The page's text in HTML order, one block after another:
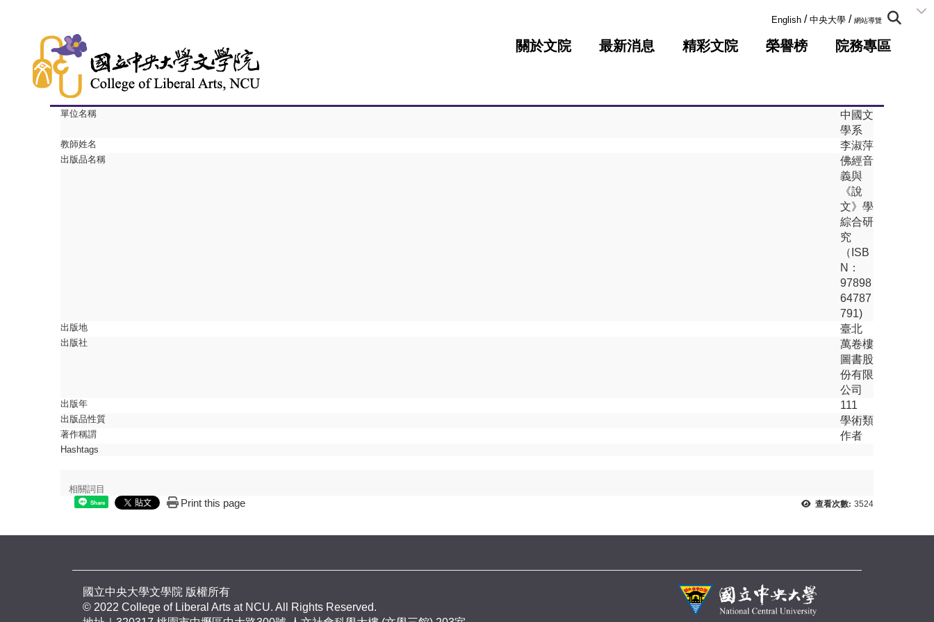
English / 中央大學 / 網站導覽
關於文院 最新消息 精彩文院 榮譽榜 院務專區
單位名稱
中國文
學系
教師姓名 李淑萍
出版品名稱
佛經音
義與
《說
文》學
綜合研
究
（ISB
N：
97898
64787
791)
出版地 臺北
出版社
萬卷樓
圖書股
份有限
公司
出版年 111
出版品性質 學術類
著作稱謂 作者
Hashtags
相關詞目
查看次數: 3524
Share Print this page
國立中央大學文學院 版權所有
© 2022 College of Liberal Arts at NCU. All Rights Reserved.